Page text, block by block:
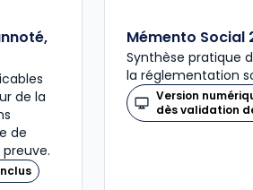
de la
de
Mémento Social
Synthèse pratique
la réglementation
Version
dès validation